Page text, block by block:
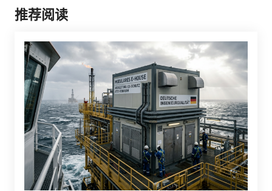
推荐阅读